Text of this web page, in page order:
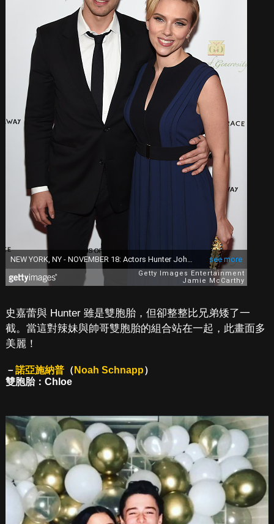
史嘉蕾與 Hunter 雖是雙胞胎，但卻整整比兄弟矮了一
截。當這對辣妹與帥哥雙胞胎的組合站在一起，此畫面多
美麗！
－諾亞施納普（ Noah Schnapp）
雙胞胎：Chloe